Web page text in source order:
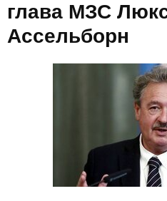
глава МЗС
Ассельборн